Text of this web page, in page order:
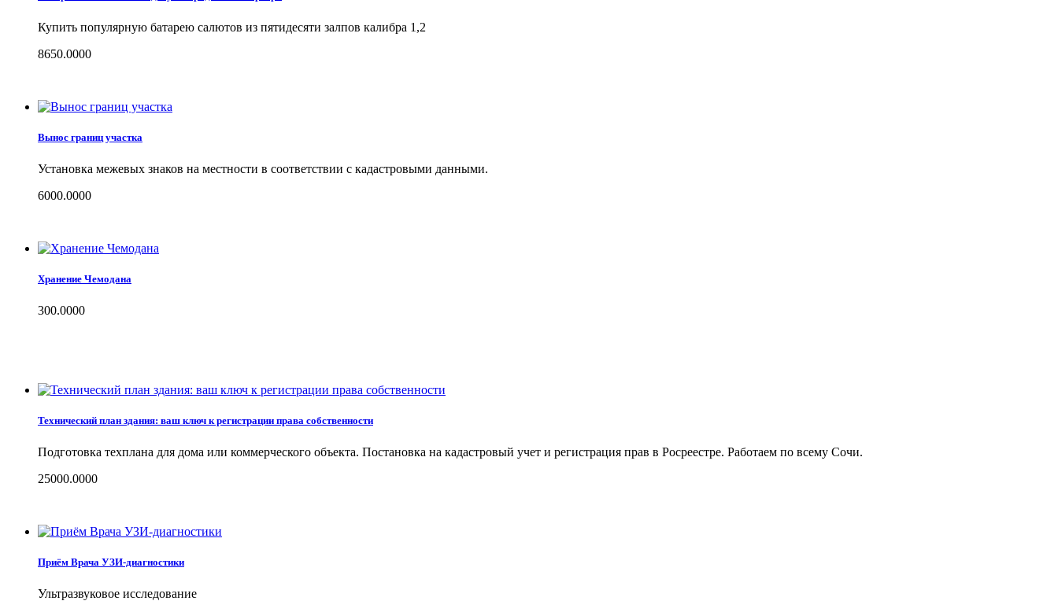
Купить популярную батарею салютов из пятидесяти залпов калибра 1,2
8650.0000
Вынос границ участка
Установка межевых знаков на местности в соответствии с кадастровыми данными.
6000.0000
Хранение Чемодана
300.0000
Технический план здания: ваш ключ к регистрации права собственности
Подготовка техплана для дома или коммерческого объекта. Постановка на кадастровый учет и регистрация прав в Росреестре. Работаем по всему Сочи.
25000.0000
Приём Врача УЗИ-диагностики
Ультразвуковое исследование